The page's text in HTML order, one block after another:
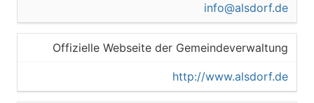
info@alsdorf.de
Offizielle Webseite der Gemeindeverwaltung
http://www.alsdorf.de